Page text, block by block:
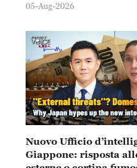
05-Aug-2026
Nuovo Ufficio
Giappone: risposta